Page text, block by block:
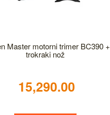
Master motorni trimer BC390 +
trokraki nož
15,290.00